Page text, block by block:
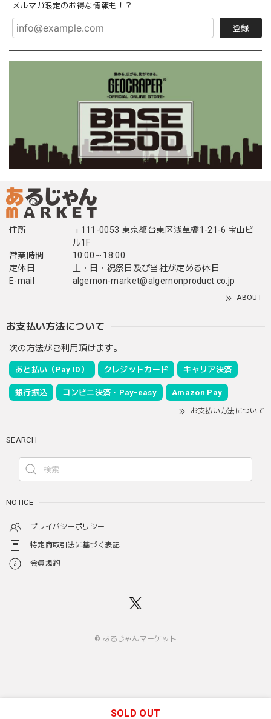
メルマガ限定のお得な情報も！？
登録
住所
〒111-0053 東京都台東区浅草橋1-21-6 宝山ビ
ル1F
営業時間
10:00～18:00
定休日
土・日・祝祭日及び当社が定める休日
E-mail
algernon-market@algernonproduct.co.jp
ABOUT
お支払い方法について
次の方法がご利用頂けます。
あと払い（Pay ID） クレジットカード キャリア決済
銀行振込 コンビニ決済・Pay-easy Amazon Pay
お支払い方法について
SEARCH
NOTICE
プライバシーポリシー
特定商取引法に基づく表記
会員規約
© あるじゃんマーケット
SOLD OUT